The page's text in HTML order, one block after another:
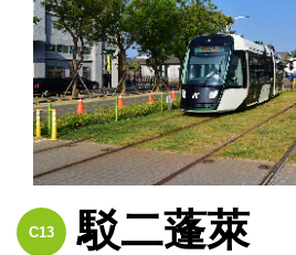
C13 駁二蓬萊